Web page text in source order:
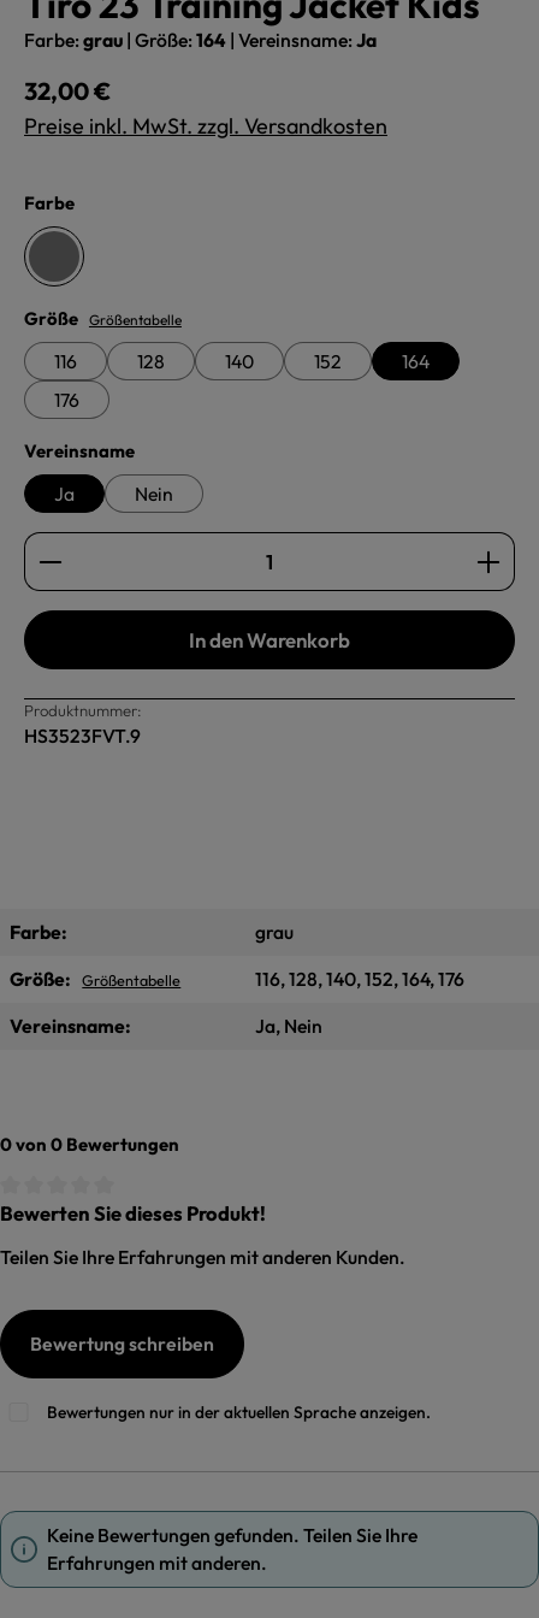
Farbe: grau | Größe: 164 | Vereinsname: Ja
Regulärer Preis:
32,00 €
Preise inkl. MwSt. zzgl. Versandkosten
Farbeauswählen
grau
Größeauswählen
Größentabelle
116 128 140 152
164
176
Vereinsnameauswählen
Ja Nein
Produkt Anzahl: Gib den gewünschten Wert ein
In den Warenkorb
Produktnummer:
HS3523FVT.9
Farbe:
grau
Größe:
Größentabelle
116, 128, 140, 152, 164, 176
Vereinsname:
Ja, Nein
0 von 0 Bewertungen
Durchschnittliche Bewertung von 0 von 5 Sternen
Bewerten Sie dieses Produkt!
Teilen Sie Ihre Erfahrungen mit anderen Kunden.
Bewertung schreiben
Bewertungen nur in der aktuellen Sprache anzeigen.
Keine Bewertungen gefunden. Teilen Sie Ihre
Erfahrungen mit anderen.